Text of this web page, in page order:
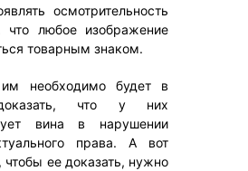
осмотрительность
что любое изображение
товарным знаком.
необходимо будет в
что у них
вина в нарушении
права. А вот
чтобы ее доказать, нужно